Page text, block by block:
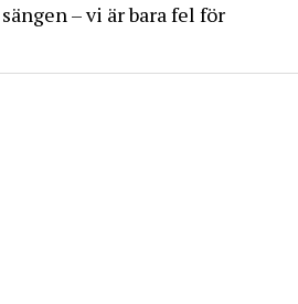
– vi är bara fel för